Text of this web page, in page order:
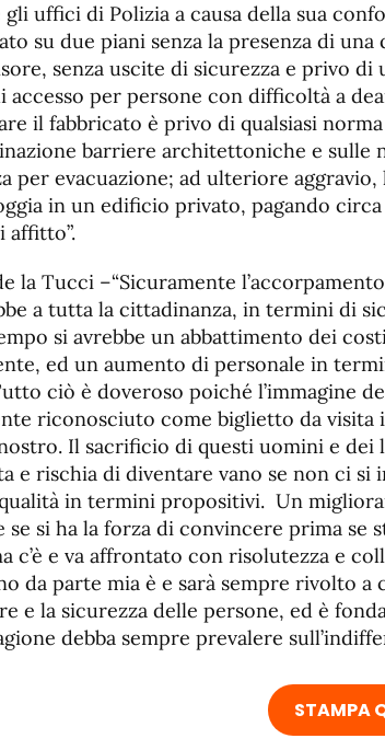
uffici di Polizia a causa della sua
su due piani senza la presenza di una
senza uscite di sicurezza e privo di
accesso per persone con difficoltà a
il fabbricato è privo di qualsiasi norma
barriere architettoniche e sulle
per evacuazione; ad ulteriore aggravio,
in un edificio privato, pagando
affitto”.
la Tucci –“Sicuramente
a tutta la cittadinanza, in termini di
si avrebbe un abbattimento dei
ed un aumento di personale in
ciò è doveroso poiché l’immagine
riconosciuto come biglietto da visita
Il sacrificio di questi uomini e
e rischia di diventare vano se non ci si
in termini propositivi. Un
se si ha la forza di convincere prima se
c’è e va affrontato con risolutezza e
da parte mia è e sarà sempre rivolto a
e la sicurezza delle persone, ed è
debba sempre prevalere
STAMPA